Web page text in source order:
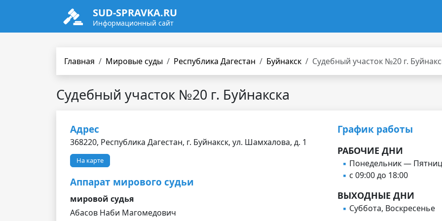
SUD-SPRAVKA.RU
Информационный сайт
Главная Мировые суды Республика Дагестан Буйнакск Судебный участок №20 г.
Судебный участок №20 г. Буйнакска
Адрес
368220, Республика Дагестан, г. Буйнакск, ул. Шамхалова, д. 1
На карте
Аппарат мирового судьи
мировой судья
Абасов Наби Магомедович
График работы
РАБОЧИЕ ДНИ
Понедельник —
с 09:00 до 18:00
ВЫХОДНЫЕ ДНИ
Суббота, Воскресенье